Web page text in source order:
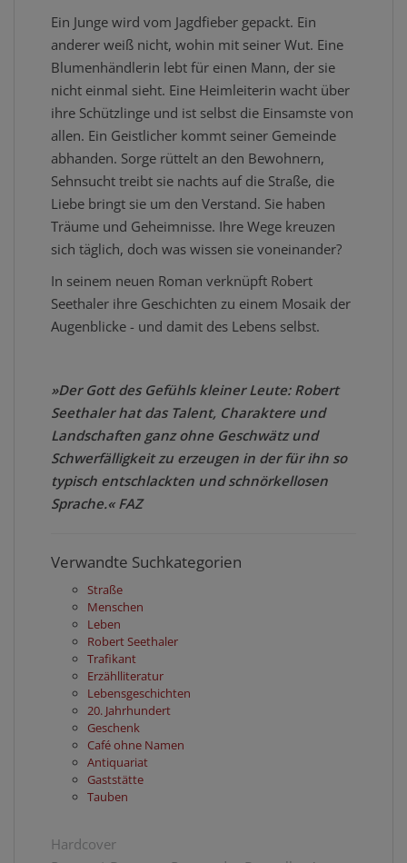
Ein Junge wird vom Jagdfieber gepackt. Ein
anderer weiß nicht, wohin mit seiner Wut. Eine
Blumenhändlerin lebt für einen Mann, der sie
nicht einmal sieht. Eine Heimleiterin wacht über
ihre Schützlinge und ist selbst die Einsamste von
allen. Ein Geistlicher kommt seiner Gemeinde
abhanden. Sorge rüttelt an den Bewohnern,
Sehnsucht treibt sie nachts auf die Straße, die
Liebe bringt sie um den Verstand. Sie haben
Träume und Geheimnisse. Ihre Wege kreuzen
sich täglich, doch was wissen sie voneinander?
In seinem neuen Roman verknüpft Robert
Seethaler ihre Geschichten zu einem Mosaik der
Augenblicke - und damit des Lebens selbst.
»Der Gott des Gefühls kleiner Leute: Robert
Seethaler hat das Talent, Charaktere und
Landschaften ganz ohne Geschwätz und
Schwerfälligkeit zu erzeugen in der für ihn so
typisch entschlackten und schnörkellosen
Sprache.« FAZ
Verwandte Suchkategorien
Straße
Menschen
Leben
Robert Seethaler
Trafikant
Erzählliteratur
Lebensgeschichten
20. Jahrhundert
Geschenk
Café ohne Namen
Antiquariat
Gaststätte
Tauben
Hardcover